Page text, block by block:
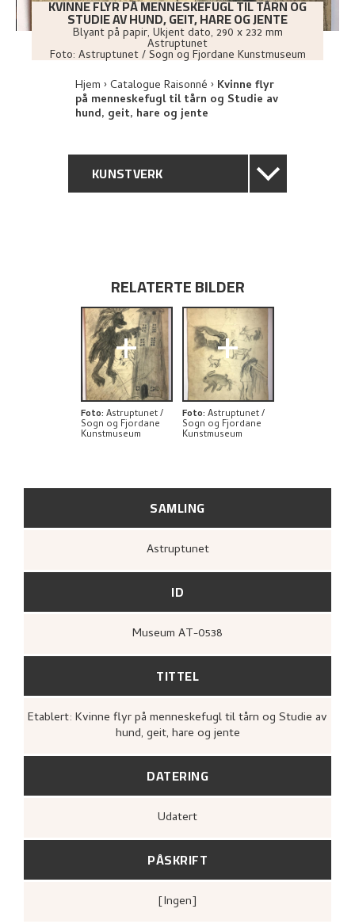
KVINNE FLYR PÅ MENNESKEFUGL TIL TÅRN OG
STUDIE AV HUND, GEIT, HARE OG JENTE
Blyant på papir, Ukjent dato, 290 x 232 mm
Astruptunet
Foto:Astruptunet / Sogn og Fjordane Kunstmuseum
Hjem Catalogue Raisonné Kvinne flyr
på menneskefugl til tårn og Studie av
hund, geit, hare og jente
KUNSTVERK
PROVENIENS
UTFORSK
SAMLING
Astruptunet
ID
Museum AT-0538
TITTEL
Etablert: Kvinne flyr på menneskefugl til tårn og Studie av
hund, geit, hare og jente
DATERING
Udatert
PÅSKRIFT
[ingen]
RELATERTE BILDER
+
Foto: Astruptunet /
Sogn og Fjordane
Kunstmuseum
+
Foto: Astruptunet /
Sogn og Fjordane
Kunstmuseum